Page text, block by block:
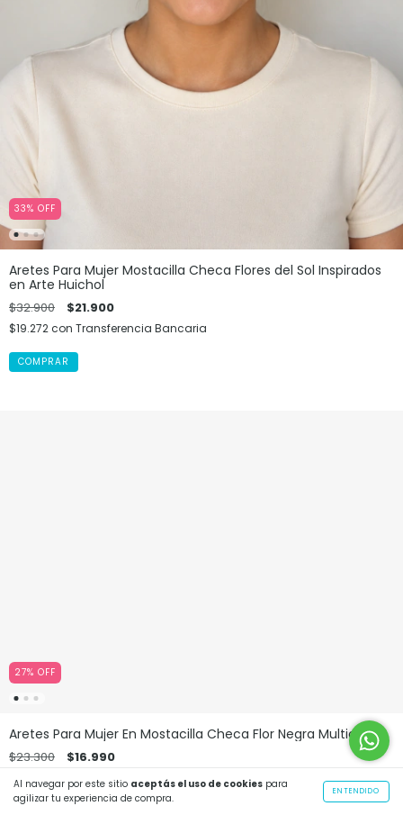
Al navegar por este sitio aceptás el uso de cookies para
agilizar tu experiencia de compra.
ENTENDIDO
33% OFF
Aretes Para Mujer Mostacilla Checa Flores del Sol Inspirados
en Arte Huichol
$32.900 $21.900
$19.272con Transferencia Bancaria
27% OFF
Aretes Para Mujer En Mostacilla Checa Flor Negra Multicolor
$23.300 $16.990
$14.951 Transferencia Bancaria